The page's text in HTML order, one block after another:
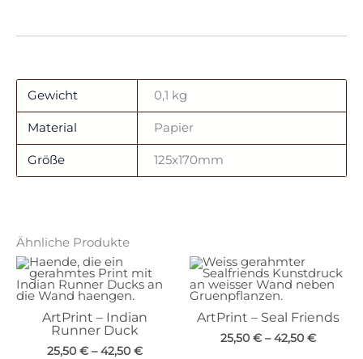
Gewicht 0,1 kg
Material Papier
Größe 125x170mm
Ähnliche Produkte
ArtPrint – Indian
Runner Duck
25,50 € –42,50 €
ArtPrint – Seal Friends
25,50 € –42,50 €